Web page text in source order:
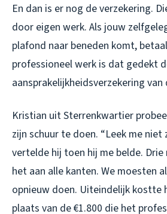
En dan is er nog de verzekering.
door eigen werk. Als jouw
plafond naar beneden komt,
professioneel werk is dat gedekt
aansprakelijkheidsverzekering van
Kristian uit Sterrenkwartier
zijn schuur te doen. “Leek me niet
vertelde hij toen hij me belde.
het aan alle kanten. We moesten
opnieuw doen. Uiteindelijk kostte
plaats van de €1.800 die het